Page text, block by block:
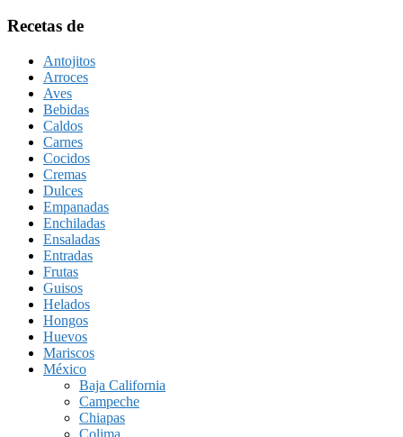
Recetas de
Antojitos
Arroces
Aves
Bebidas
Caldos
Carnes
Cocidos
Cremas
Dulces
Empanadas
Enchiladas
Ensaladas
Entradas
Frutas
Guisos
Helados
Hongos
Huevos
Mariscos
México
Baja California
Campeche
Chiapas
Colima